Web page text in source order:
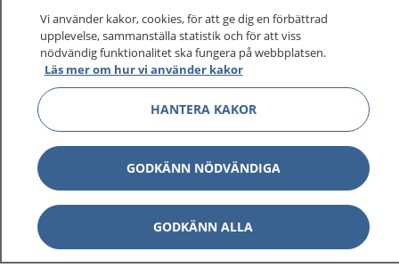
Vi använder kakor, cookies, för att ge dig en förbättrad
upplevelse, sammanställa statistik och för att viss
nödvändig funktionalitet ska fungera på webbplatsen.
Läs mer om hur vi använder kakor
HANTERA KAKOR
GODKÄNN NÖDVÄNDIGA
GODKÄNN ALLA